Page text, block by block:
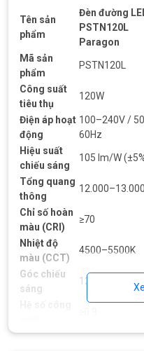
Tên sản
phẩm
Đèn đường
PSTN120L
Paragon
Mã sản
phẩm
PSTN120L
Công suất
tiêu thụ
120W
Điện áp hoạt
động
100–240V /
60Hz
Hiệu suất
chiếu sáng
105 lm/W
Tổng quang
thông
Chỉ số hoàn
màu (CRI)
≥70
Nhiệt độ
màu (CCT)
4500–5500K
Góc chiếu
sáng
120 độ
IP66 – Chống